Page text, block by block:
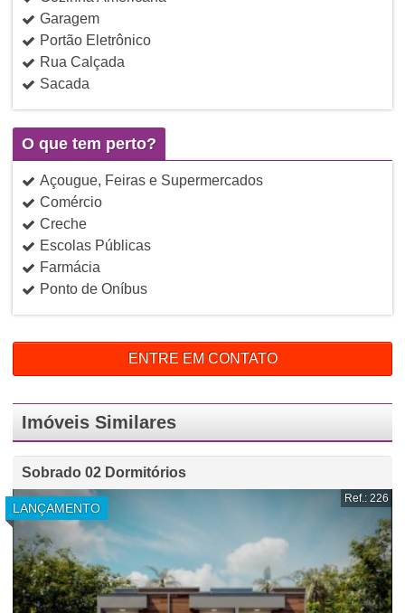
Garagem
Portão Eletrônico
Rua Calçada
Sacada
O que tem perto?
Açougue, Feiras e Supermercados
Comércio
Creche
Escolas Públicas
Farmácia
Ponto de Oníbus
ENTRE EM CONTATO
Imóveis Similares
Sobrado 02 Dormitórios
LANÇAMENTO
Ref.: 226